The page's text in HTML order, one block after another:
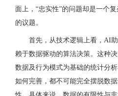
面上，“忠实性”的问题却是一个
的议题。
首先，从技术逻辑上看，AI
赖于数据驱动的算法决策。这种
数据及行为模式为基础的统计分
如何完善，都不可能完全摆脱数